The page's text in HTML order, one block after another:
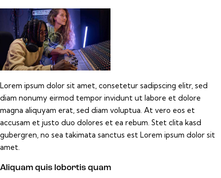
Lorem ipsum dolor sit amet, consetetur sadipscing elitr, sed
diam nonumy eirmod tempor invidunt ut labore et dolore
magna aliquyam erat, sed diam voluptua. At vero eos et
accusam et justo duo dolores et ea rebum. Stet clita kasd
gubergren, no sea takimata sanctus est Lorem ipsum dolor sit
amet.
Aliquam quis lobortis quam